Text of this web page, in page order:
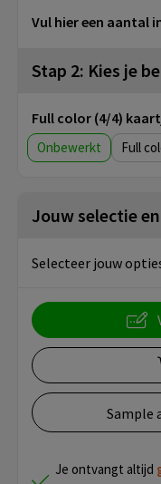
Vul hier een aantal
Stap 2: Kies je
Full color (4/4)
Onbewerkt Full
Jouw selectie
Selecteer jouw
Sample
Je ontvangt altijd